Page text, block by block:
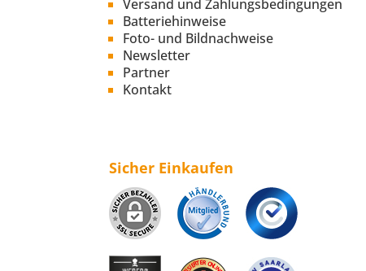
Versand und Zahlungsbedingungen
Batteriehinweise
Foto- und Bildnachweise
Newsletter
Partner
Kontakt
Sicher Einkaufen